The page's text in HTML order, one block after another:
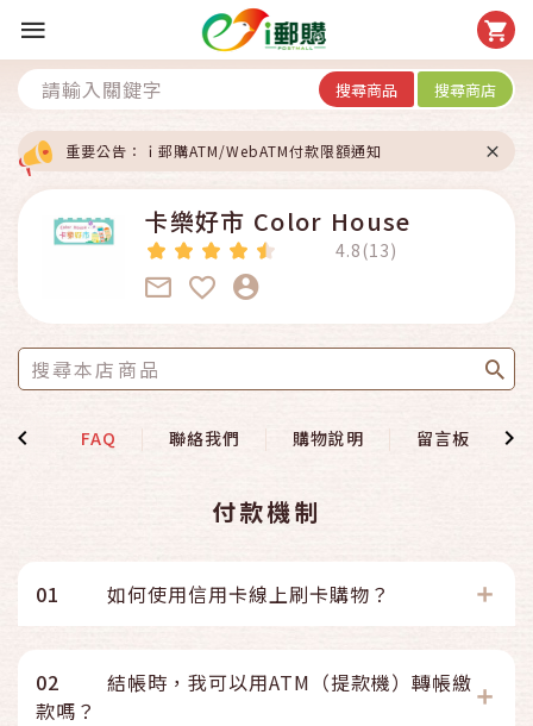
搜尋商品 搜尋商店
重要公告：ｉ郵購ATM/WebATM付款限額通知
卡樂好市 Color House
4.8(13)
明 FAQ 聯絡我們 購物說明 留言板
付款機制
01 如何使用信用卡線上刷卡購物？
02
結帳時，我可以用ATM（提款機）轉帳繳
款嗎？